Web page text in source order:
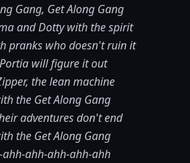
Gang, Get Along Gang
and Dotty with the spirit
pranks who doesn't ruin it
will figure it out
the lean machine
the Get Along Gang
adventures don't end
the Get Along Gang
ahh-ahh-ahh-ahh